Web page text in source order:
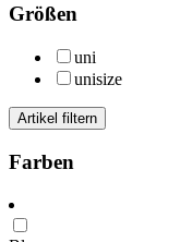
Größen
uni
unisize
Artikel filtern
Farben